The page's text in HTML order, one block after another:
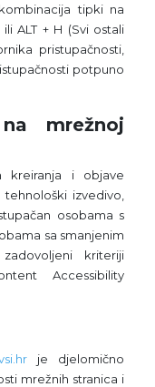
tipki na
ALT + H (Svi ostali
pristupačnosti,
potpuno
mrežnoj
kreiranja i objave
izvedivo,
osobama s
sa smanjenim
kriteriji
Accessibility
je djelomično
mrežnih stranica i